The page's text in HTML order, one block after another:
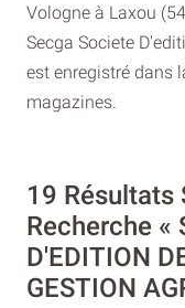
Vologne à Laxou
Secga Societe
est enregistré dans
magazines.
19 Résultats
Recherche «
D'EDITION
GESTION